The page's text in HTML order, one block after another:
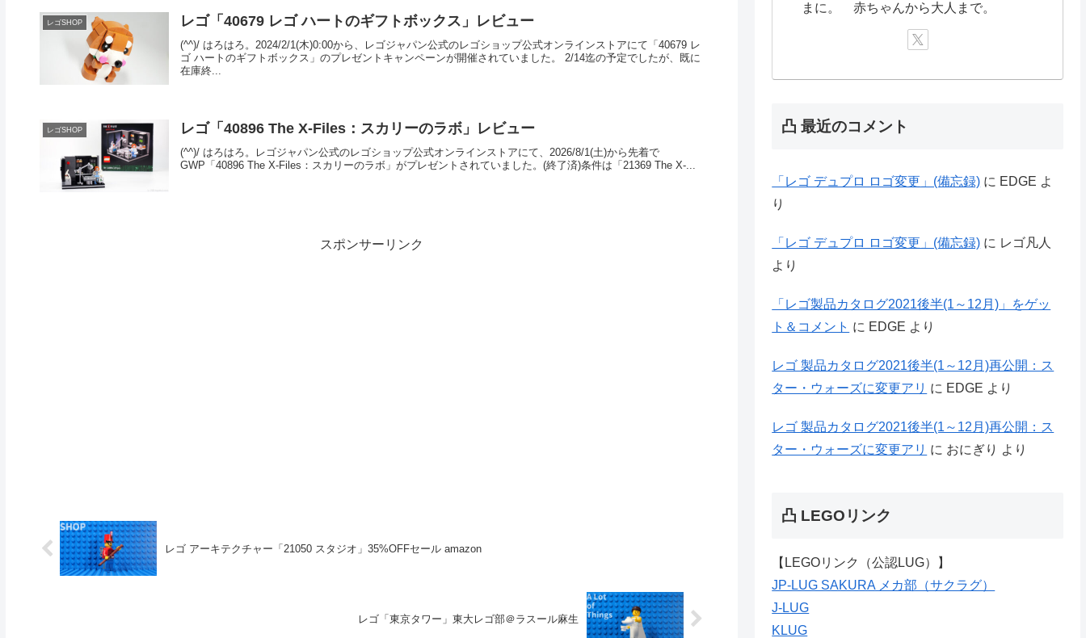
レゴSHOP レゴ「40679 レゴ ハートのギフトボックス」レビュー
(^^)/ はろはろ。2024/2/1(木)0:00から、レゴジャパン公式のレゴショップ公式オンラインストアにて「40679 レ
ゴ ハートのギフトボックス」のプレゼントキャンペーンが開催されていました。 2/14迄の予定でしたが、既に
在庫終...
レゴSHOP レゴ「40896 The X-Files：スカリーのラボ」レビュー
(^^)/ はろはろ。レゴジャパン公式のレゴショップ公式オンラインストアにて、2026/8/1(土)から先着で
GWP「40896 The X-Files：スカリーのラボ」がプレゼントされていました。(終了済)条件は「21369 The X-...
スポンサーリンク
レゴ アーキテクチャー「21050 スタジオ」35%OFFセール amazon
レゴ「東京タワー」東大レゴ部＠ラスール麻生
まに。 赤ちゃんから大人まで。
凸 最近のコメント
「レゴ デュプロ ロゴ変更」(備忘録) に EDGE よ
り
「レゴ デュプロ ロゴ変更」(備忘録) に レゴ凡人
より
「レゴ製品カタログ2021後半(1～12月)」をゲッ
ト＆コメント に EDGE より
レゴ 製品カタログ2021後半(1～12月)再公開：ス
ター・ウォーズに変更アリ に EDGE より
レゴ 製品カタログ2021後半(1～12月)再公開：ス
ター・ウォーズに変更アリ に おにぎり より
凸 LEGOリンク
【LEGOリンク（公認LUG）】
JP-LUG SAKURA メカ部（サクラグ）
J-LUG
KLUG